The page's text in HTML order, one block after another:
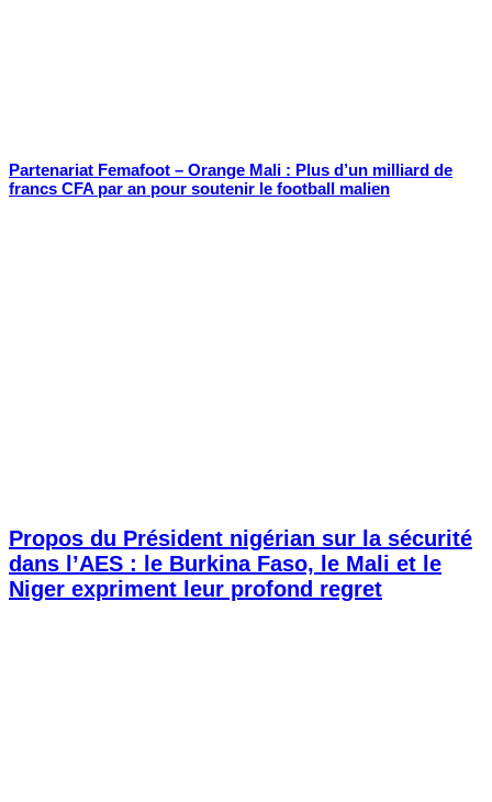
Partenariat Femafoot – Orange Mali : Plus d’un milliard de
francs CFA par an pour soutenir le football malien
Propos du Président nigérian sur la sécurité
dans l’AES : le Burkina Faso, le Mali et le
Niger expriment leur profond regret